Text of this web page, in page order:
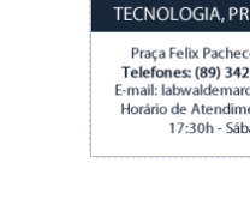
Maçonaria,
engajarmos todos
doações de
daremos início